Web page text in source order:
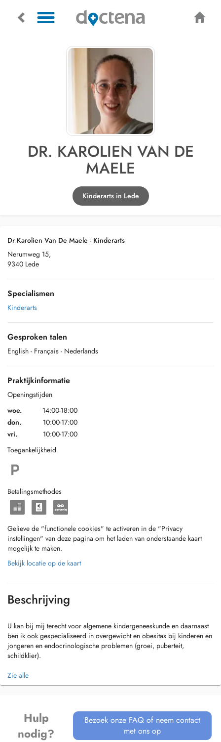
DR. KAROLIEN VAN DE
MAELE
Kinderarts in Lede
Dr Karolien Van De Maele - Kinderarts
Nerumweg 15,
9340 Lede
Specialismen
Kinderarts
Gesproken talen
English - Français - Nederlands
Praktijkinformatie
Openingstijden
woe.
14:00-18:00
don.
10:00-17:00
vri.
10:00-17:00
Toegankelijkheid
Betalingsmethodes
Gelieve de "functionele cookies" te activeren in de "Privacy
instellingen" van deze pagina om het laden van onderstaande kaart
mogelijk te maken.
Bekijk locatie op de kaart
Beschrijving
U kan bij mij terecht voor algemene kindergeneeskunde en daarnaast
ben ik ook gespecialiseerd in overgewicht en obesitas bij kinderen en
jongeren en endocrinologische problemen (groei, puberteit,
schildklier).
Gelieve de kidsID of ID kaart van uw kind mee te brengen op
raadpleging.
BEREIKEN OVER HET VERVOLG VAN HET TRAJECT, STUUR GERUST
EEN MAIL:DOKTERKAROLIEN@GMAIL.COM
Zie alle
Hulp
nodig?
Bezoek onze FAQ of neem contact
met ons op